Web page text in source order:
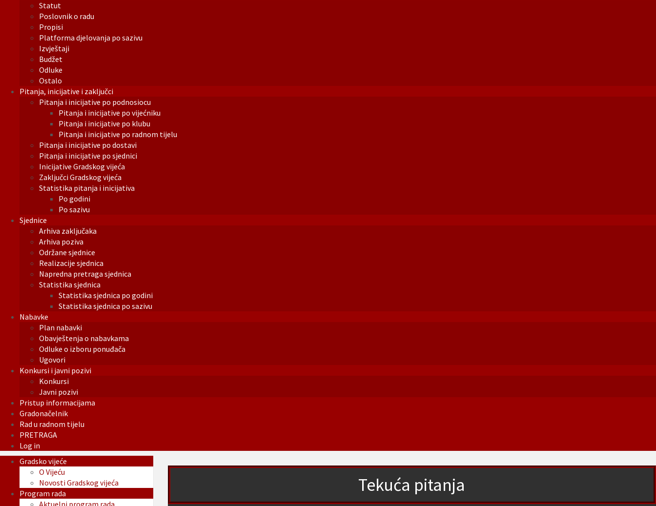
Statut
Poslovnik o radu
Propisi
Platforma djelovanja po sazivu
Izvještaji
Budžet
Odluke
Ostalo
Pitanja, inicijative i zaključci
Pitanja i inicijative po podnosiocu
Pitanja i inicijative po vijećniku
Pitanja i inicijative po klubu
Pitanja i inicijative po radnom tijelu
Pitanja i inicijative po dostavi
Pitanja i inicijative po sjednici
Inicijative Gradskog vijeća
Zaključci Gradskog vijeća
Statistika pitanja i inicijativa
Po godini
Po sazivu
Sjednice
Arhiva zaključaka
Arhiva poziva
Održane sjednice
Realizacije sjednica
Napredna pretraga sjednica
Statistika sjednica
Statistika sjednica po godini
Statistika sjednica po sazivu
Nabavke
Plan nabavki
Obavještenja o nabavkama
Odluke o izboru ponuđača
Ugovori
Konkursi i javni pozivi
Konkursi
Javni pozivi
Pristup informacijama
Gradonačelnik
Rad u radnom tijelu
PRETRAGA
Log in
Tekuća pitanja
Gradsko vijeće
O Vijeću
Novosti Gradskog vijeća
Program rada